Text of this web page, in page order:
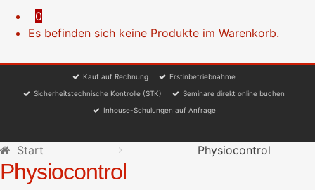
0
Es befinden sich keine Produkte im Warenkorb.
Kauf auf Rechnung
Erstinbetriebnahme
Sicherheitstechnische Kontrolle (STK)
Seminare direkt online buchen
Inhouse-Schulungen auf Anfrage
Start Physiocontrol
Physiocontrol